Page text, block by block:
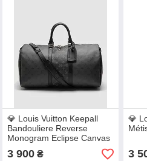
💎 Louis Vuitton Keepall
Bandouliere Reverse
Monogram Eclipse Canvas
50 Black 50 х 28 х 22 см
3 900₴
💎
3